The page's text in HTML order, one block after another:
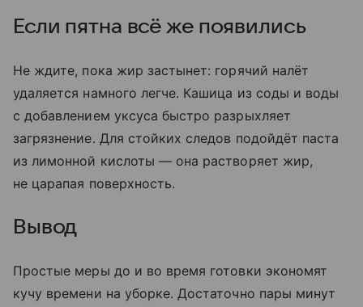
Если пятна всё же появились
Не ждите, пока жир застынет: горячий налёт
удаляется намного легче. Кашица из соды и воды
с добавлением уксуса быстро разрыхляет
загрязнение. Для стойких следов подойдёт паста
из лимонной кислоты — она растворяет жир,
не царапая поверхность.
Вывод
Простые меры до и во время готовки экономят
кучу времени на уборке. Достаточно пары минут